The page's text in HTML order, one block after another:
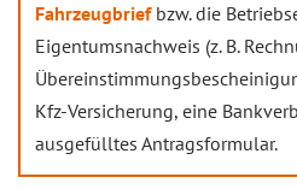
Fahrzeugbriefbzw. die
Eigentumsnachweis (z. B.
Kfz-Versicherung, eine
ausgefülltes Antragsformular.